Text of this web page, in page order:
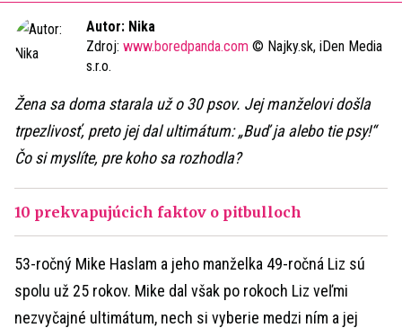
Autor: Nika
Zdroj: www.boredpanda.com © Najky.sk, iDen Media
s.r.o.
Žena sa doma starala už o 30 psov. Jej manželovi došla
trpezlivosť, preto jej dal ultimátum: „Buď ja alebo tie psy!“
Čo si myslíte, pre koho sa rozhodla?
10 prekvapujúcich faktov o pitbulloch
53-ročný Mike Haslam a jeho manželka 49-ročná Liz sú
spolu už 25 rokov. Mike dal však po rokoch Liz veľmi
nezvyčajné ultimátum, nech si vyberie medzi ním a jej